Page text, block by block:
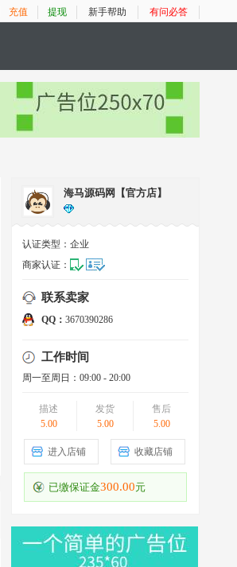
充值 提现 新手帮助 有问必答
海马源码网【官方店】
认证类型： 企业
商家认证：
联系卖家
QQ： 3670390286
工作时间
周一至周日：09:00 - 20:00
描述
5.00
发货
5.00
售后
5.00
进入店铺 收藏店铺
已缴保证金300.00元